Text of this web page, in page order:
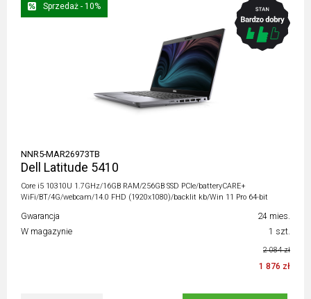
Sprzedaż - 10%
NNR5-MAR26973TB
Dell Latitude 5410
Core i5 10310U 1.7GHz/16GB RAM/256GB SSD PCIe/batteryCARE+
WiFi/BT/4G/webcam/14.0 FHD (1920x1080)/backlit kb/Win 11 Pro 64-bit
Gwarancja
24 mies.
W magazynie
1 szt.
2 084 zł
1 876 zł